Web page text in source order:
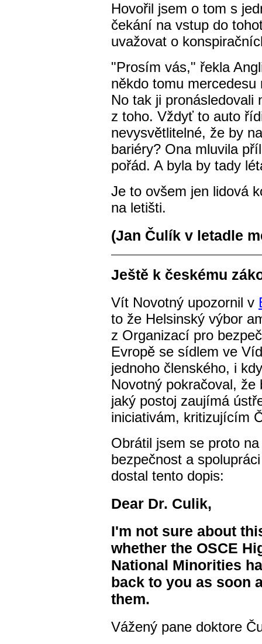
Hovořil jsem o tom s
čekání na vstup do
uvažovat o
"Prosím vás," řekla
někdo tomu
No tak ji pronásledovali
z toho. Vždyť to auto
nevysvětlitelné, že by
bariéry? Ona mluvila
pořád. A byla by tady
Je to ovšem jen lidová
na letišti.
(Jan Čulík v letadle
Ještě k českému
Vít Novotný upozornil v
to že Helsinský výbor
z Organizací pro
Evropě se sídlem ve
jednoho členského, i
Novotný pokračoval,
jaký postoj zaujímá
iniciativám, kritizujícím
Obrátil jsem se proto
bezpečnost a
dostal tento dopis:
Dear Dr. Culik,
I'm not sure about
whether the OSCE
National Minorities
back to you as soon
them.
Vážený pane doktore